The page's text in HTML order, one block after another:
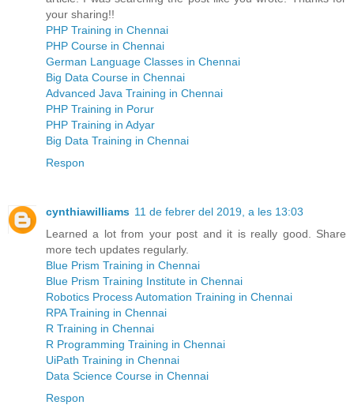
your sharing!!
PHP Training in Chennai
PHP Course in Chennai
German Language Classes in Chennai
Big Data Course in Chennai
Advanced Java Training in Chennai
PHP Training in Porur
PHP Training in Adyar
Big Data Training in Chennai
Respon
cynthiawilliams 11 de febrer del 2019, a les 13:03
Learned a lot from your post and it is really good. Share
more tech updates regularly.
Blue Prism Training in Chennai
Blue Prism Training Institute in Chennai
Robotics Process Automation Training in Chennai
RPA Training in Chennai
R Training in Chennai
R Programming Training in Chennai
UiPath Training in Chennai
Data Science Course in Chennai
Respon